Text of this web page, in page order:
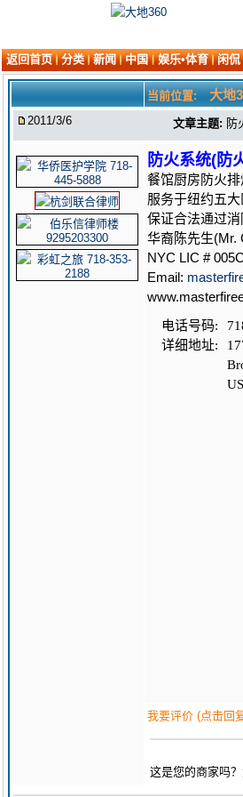
返回首页 分类 新闻 中国 娱乐•体育 闲侃
当前位置: 大地
2011/3/6 文章主题: 防
防火系统(防
餐馆厨房防火
服务于纽约五
保证合法通过
华裔陈先生(Mr.
NYC LIC #
Email:
电话号码:
详细地址:
我要评价 (点击回
这是您的商家吗